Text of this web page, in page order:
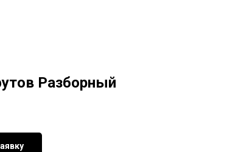
Разборный